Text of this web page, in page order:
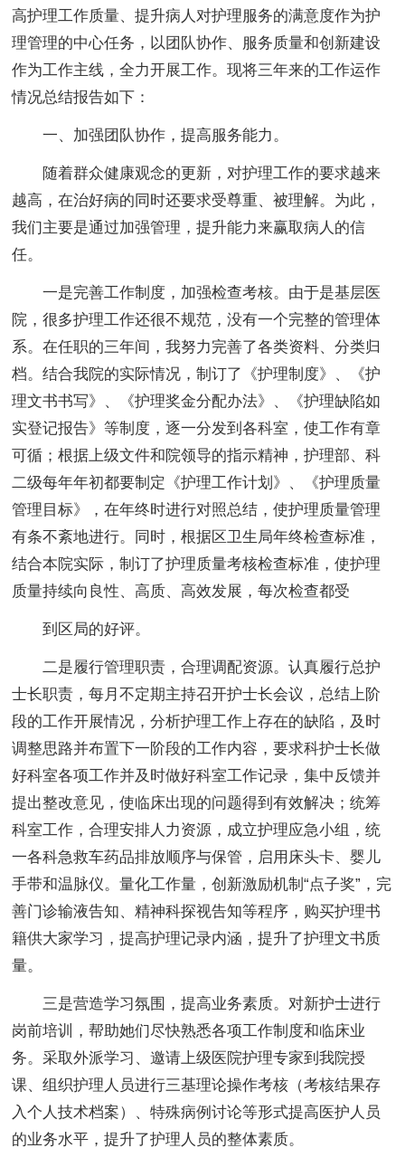
高护理工作质量、提升病人对护理服务的满意度作为护
理管理的中心任务，以团队协作、服务质量和创新建设
作为工作主线，全力开展工作。现将三年来的工作运作
情况总结报告如下：
一、加强团队协作，提高服务能力。
随着群众健康观念的更新，对护理工作的要求越来
越高，在治好病的同时还要求受尊重、被理解。为此，
我们主要是通过加强管理，提升能力来赢取病人的信
任。
一是完善工作制度，加强检查考核。由于是基层医
院，很多护理工作还很不规范，没有一个完整的管理体
系。在任职的三年间，我努力完善了各类资料、分类归
档。结合我院的实际情况，制订了《护理制度》、《护
理文书书写》、《护理奖金分配办法》、《护理缺陷如
实登记报告》等制度，逐一分发到各科室，使工作有章
可循；根据上级文件和院领导的指示精神，护理部、科
二级每年年初都要制定《护理工作计划》、《护理质量
管理目标》，在年终时进行对照总结，使护理质量管理
有条不紊地进行。同时，根据区卫生局年终检查标准，
结合本院实际，制订了护理质量考核检查标准，使护理
质量持续向良性、高质、高效发展，每次检查都受
到区局的好评。
二是履行管理职责，合理调配资源。认真履行总护
士长职责，每月不定期主持召开护士长会议，总结上阶
段的工作开展情况，分析护理工作上存在的缺陷，及时
调整思路并布置下一阶段的工作内容，要求科护士长做
好科室各项工作并及时做好科室工作记录，集中反馈并
提出整改意见，使临床出现的问题得到有效解决；统筹
科室工作，合理安排人力资源，成立护理应急小组，统
一各科急救车药品排放顺序与保管，启用床头卡、婴儿
手带和温脉仪。量化工作量，创新激励机制“点子奖”，完
善门诊输液告知、精神科探视告知等程序，购买护理书
籍供大家学习，提高护理记录内涵，提升了护理文书质
量。
三是营造学习氛围，提高业务素质。对新护士进行
岗前培训，帮助她们尽快熟悉各项工作制度和临床业
务。采取外派学习、邀请上级医院护理专家到我院授
课、组织护理人员进行三基理论操作考核（考核结果存
入个人技术档案）、特殊病例讨论等形式提高医护人员
的业务水平，提升了护理人员的整体素质。